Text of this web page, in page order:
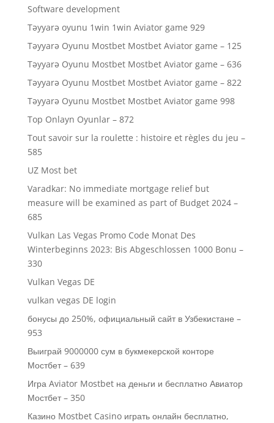
Software development
Təyyarə oyunu 1win 1win Aviator game 929
Təyyarə Oyunu Mostbet Mostbet Aviator game – 125
Təyyarə Oyunu Mostbet Mostbet Aviator game – 636
Təyyarə Oyunu Mostbet Mostbet Aviator game – 822
Təyyarə Oyunu Mostbet Mostbet Aviator game 998
Top Onlayn Oyunlar – 872
Tout savoir sur la roulette : histoire et règles du jeu –
585
UZ Most bet
Varadkar: No immediate mortgage relief but
measure will be examined as part of Budget 2024 –
685
Vulkan Las Vegas Promo Code Monat Des
Winterbeginns 2023: Bis Abgeschlossen 1000 Bonu –
330
Vulkan Vegas DE
vulkan vegas DE login
бонусы до 250%, официальный сайт в Узбекистане –
953
Выиграй 9000000 сум в букмекерской конторе
Мостбет – 639
Игра Aviator Mostbet на деньги и бесплатно Авиатор
Мостбет – 350
Казино Mostbet Casino играть онлайн бесплатно,